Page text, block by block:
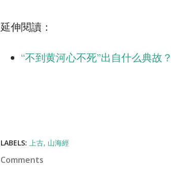
延伸閱讀：
“不到黄河心不死”出自什么典故？
LABELS: 上古 山海經
Comments